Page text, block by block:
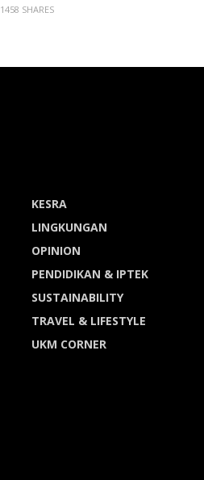
1458 SHARES
KESRA
LINGKUNGAN
OPINION
PENDIDIKAN & IPTEK
SUSTAINABILITY
TRAVEL & LIFESTYLE
UKM CORNER